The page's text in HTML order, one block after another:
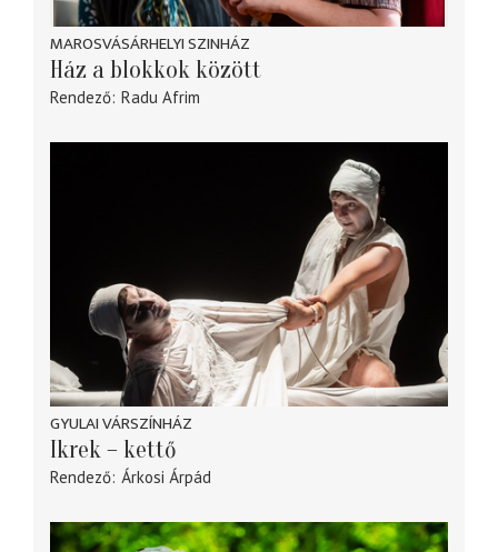
MAROSVÁSÁRHELYI SZINHÁZ
Ház a blokkok között
Rendező Radu Afrim
GYULAI VÁRSZÍNHÁZ
Ikrek – kettő
Rendező Árkosi Árpád